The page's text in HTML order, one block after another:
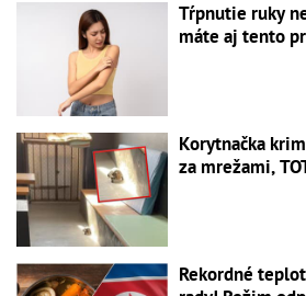
Tŕpnutie ruky
máte aj tento
Korytnačka
za mrežami,
Rekordné